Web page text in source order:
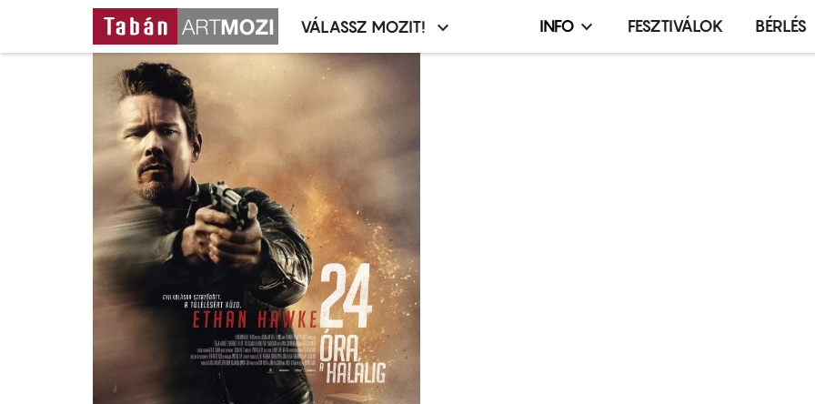
Moziválasztó
menü
VÁLASSZ MOZIT!
Infó,
INFO FESZTIVÁLOK BÉRLÉS